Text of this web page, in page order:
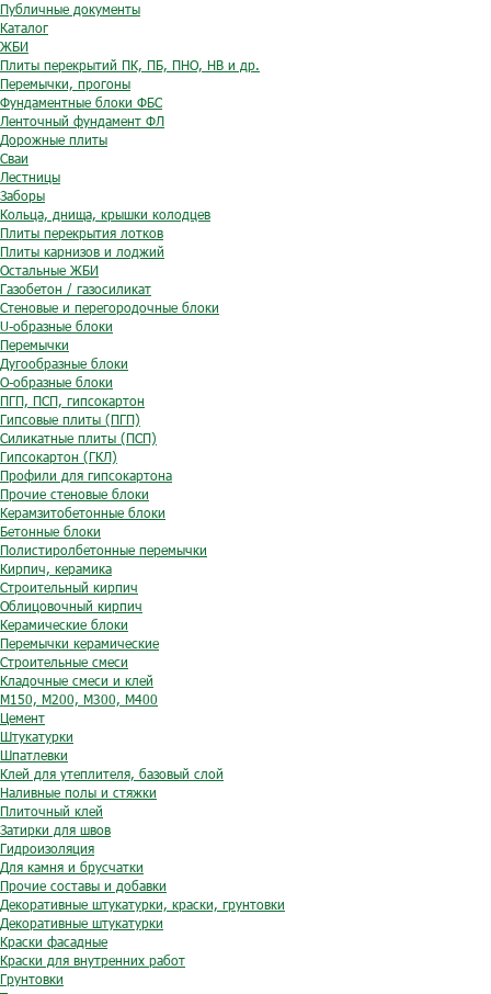
Публичные документы
Каталог
ЖБИ
Плиты перекрытий ПК, ПБ, ПНО, НВ и др.
Перемычки, прогоны
Фундаментные блоки ФБС
Ленточный фундамент ФЛ
Дорожные плиты
Сваи
Лестницы
Заборы
Кольца, днища, крышки колодцев
Плиты перекрытия лотков
Плиты карнизов и лоджий
Остальные ЖБИ
Газобетон / газосиликат
Стеновые и перегородочные блоки
U-образные блоки
Перемычки
Дугообразные блоки
O-образные блоки
ПГП, ПСП, гипсокартон
Гипсовые плиты (ПГП)
Силикатные плиты (ПСП)
Гипсокартон (ГКЛ)
Профили для гипсокартона
Прочие стеновые блоки
Керамзитобетонные блоки
Бетонные блоки
Полистиролбетонные перемычки
Кирпич, керамика
Строительный кирпич
Облицовочный кирпич
Керамические блоки
Перемычки керамические
Строительные смеси
Кладочные смеси и клей
М150, М200, М300, М400
Цемент
Штукатурки
Шпатлевки
Клей для утеплителя, базовый слой
Наливные полы и стяжки
Плиточный клей
Затирки для швов
Гидроизоляция
Для камня и брусчатки
Прочие составы и добавки
Декоративные штукатурки, краски, грунтовки
Декоративные штукатурки
Краски фасадные
Краски для внутренних работ
Грунтовки